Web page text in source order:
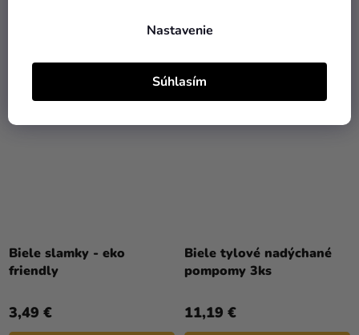
Nastavenie
Súhlasím
Biele slamky - eko
friendly
3,49 €
Biele tylové nadýchané
pompomy 3ks
11,19 €